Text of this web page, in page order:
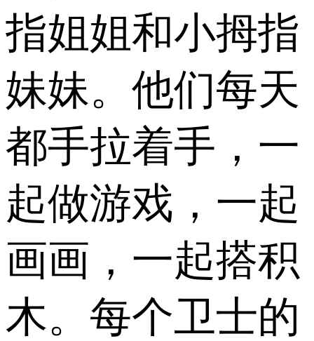
指姐姐和小拇指
妹妹。他们每天
都手拉着手，一
起做游戏，一起
画画，一起搭积
木。每个卫士的